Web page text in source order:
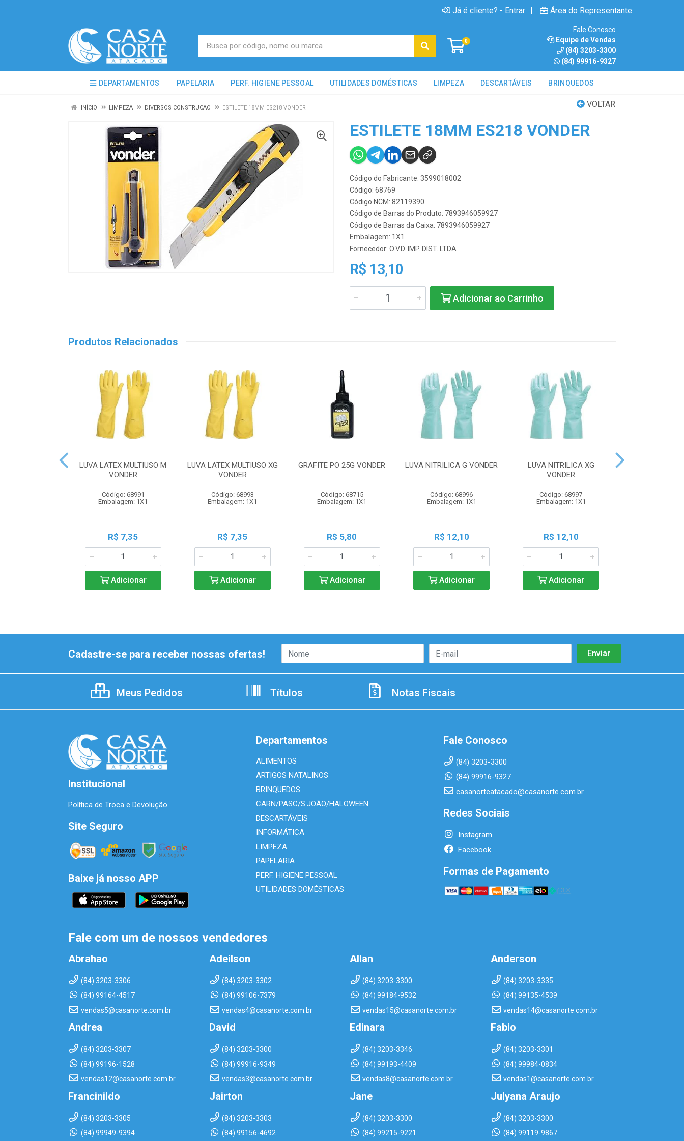
Já é cliente? - Entrar | Área do Representante
0
Fale Conosco
Equipe de Vendas
(84) 3203-3300
(84) 99916-9327
DEPARTAMENTOS PAPELARIA PERF. HIGIENE PESSOAL UTILIDADES DOMÉSTICAS LIMPEZA DESCARTÁVEIS BRINQUEDOS
VOLTAR
INÍCIO LIMPEZA DIVERSOS CONSTRUCAO ESTILETE 18MM ES218 VONDER
ESTILETE 18MM ES218 VONDER
Código do Fabricante: 3599018002
Código: 68769
Código NCM: 82119390
Código de Barras do Produto: 7893946059927
Código de Barras da Caixa: 7893946059927
Embalagem: 1X1
Fornecedor: O.V.D. IMP. DIST. LTDA
R$ 13,10
Adicionar ao Carrinho
Produtos Relacionados
LUVA LATEX MULTIUSO M
VONDER
Código: 68991
Embalagem: 1X1
R$ 7,35
Adicionar
LUVA LATEX MULTIUSO XG
VONDER
Código: 68993
Embalagem: 1X1
R$ 7,35
Adicionar
GRAFITE PO 25G VONDER
Código: 68715
Embalagem: 1X1
R$ 5,80
Adicionar
LUVA NITRILICA G VONDER
Código: 68996
Embalagem: 1X1
R$ 12,10
Adicionar
LUVA NITRILICA XG
VONDER
Código: 68997
Embalagem: 1X1
R$ 12,10
Adicionar
Cadastre-se para receber nossas ofertas!
Meus Pedidos Títulos Notas Fiscais
Institucional
Política de Troca e Devolução
Site Seguro
Baixe já nosso APP
Departamentos
ALIMENTOS
ARTIGOS NATALINOS
BRINQUEDOS
CARN/PASC/S.JOÃO/HALOWEEN
DESCARTÁVEIS
INFORMÁTICA
LIMPEZA
PAPELARIA
PERF. HIGIENE PESSOAL
UTILIDADES DOMÉSTICAS
Fale Conosco
(84) 3203-3300
(84) 99916-9327
casanorteatacado@casanorte.com.br
Redes Sociais
Instagram
Facebook
Formas de Pagamento
Fale com um de nossos vendedores
Abrahao
(84) 3203-3306
(84) 99164-4517
vendas5@casanorte.com.br
Adeilson
(84) 3203-3302
(84) 99106-7379
vendas4@casanorte.com.br
Allan
(84) 3203-3300
(84) 99184-9532
vendas15@casanorte.com.br
Anderson
(84) 3203-3335
(84) 99135-4539
vendas14@casanorte.com.br
Andrea
(84) 3203-3307
(84) 99196-1528
vendas12@casanorte.com.br
David
(84) 3203-3300
(84) 99916-9349
vendas3@casanorte.com.br
Edinara
(84) 3203-3346
(84) 99193-4409
vendas8@casanorte.com.br
Fabio
(84) 3203-3301
(84) 99984-0834
vendas1@casanorte.com.br
Francinildo
(84) 3203-3305
(84) 99949-9394
Jairton
(84) 3203-3303
(84) 99156-4692
Jane
(84) 3203-3300
(84) 99215-9221
Julyana Araujo
(84) 3203-3300
(84) 99119-9867